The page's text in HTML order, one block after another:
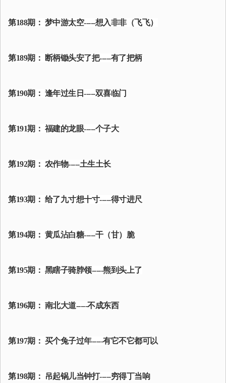
第188期： 梦中游太空-----想入非非（飞飞）
第189期： 断柄锄头安了把-----有了把柄
第190期： 逢年过生日-----双喜临门
第191期： 福建的龙眼-----个子大
第192期： 农作物-----土生土长
第193期： 给了九寸想十寸-----得寸进尺
第194期： 黄瓜沾白糖-----干（甘）脆
第195期： 黑瞎子骑脖领-----熊到头上了
第196期： 南北大道-----不成东西
第197期： 买个兔子过年-----有它不它都可以
第198期： 吊起锅儿当钟打-----穷得丁当响